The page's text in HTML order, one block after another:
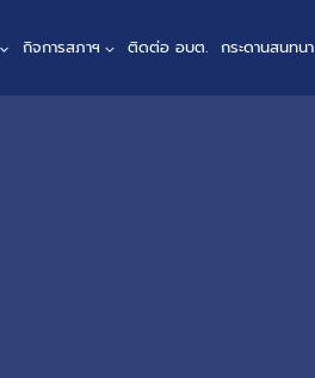
กิจการสภาฯ ติดต่อ อบต. กระดานสนทนา